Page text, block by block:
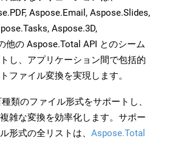
Aspose.Email, Aspose.Slides,
Aspose.3D,
他の Aspose.Total API とのシーム
し、アプリケーション間で包括的
ファイル変換を実現します。
類のファイル形式をサポートし、
雑な変換を効率化します。サポー
形式の全リストは、 Aspose.Total